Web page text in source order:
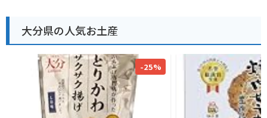
大分県の人気お土産
-25%